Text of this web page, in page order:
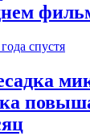
спустя